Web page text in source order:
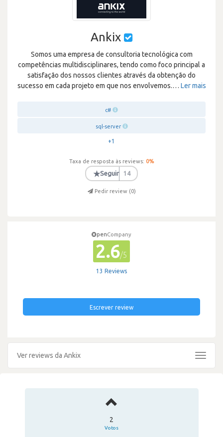
Ankix
Somos uma empresa de consultoria tecnológica com
competências multidisciplinares, tendo como foco principal a
satisfação dos nossos clientes através da obtenção do
sucesso em cada projeto em que nos envolvemos.… Ler mais
c#
sql-server
+1
Taxa de resposta às reviews: 0%
★Seguir 14
Pedir review (0)
penCompany
2.6/5
13 Reviews
Escrever review
Ver reviews da Ankix
Toggle
2
Votos